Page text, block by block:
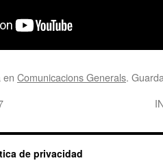
en Comunicacions Generals.
de privacidad